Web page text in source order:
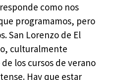
como nos
programamos, pero
San Lorenzo de El
culturalmente
los cursos de verano
Hay que estar